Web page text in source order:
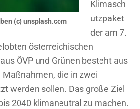
(c) unsplash.com
Klimasch
utzpaket
der am 7.
österreichischen
ÖVP und Grünen besteht aus
die in zwei
werden sollen. Das große Ziel
2040 klimaneutral zu machen.